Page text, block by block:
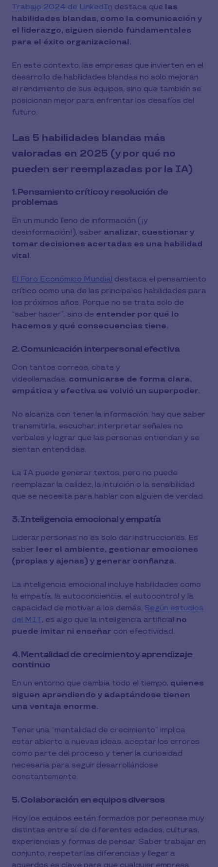
Trabajo 2024 de LinkedIn destaca que las
habilidades blandas, como la comunicación y
el liderazgo, siguen siendo fundamentales
para el éxito organizacional.
En este contexto, las empresas que invierten en el
desarrollo de habilidades blandas no solo mejoran
el rendimiento de sus equipos, sino que también se
posicionan mejor para enfrentar los desafíos del
futuro.
Las 5 habilidades blandas más
valoradas en 2025 (y por qué no
pueden ser reemplazadas por la IA)
1. Pensamiento crítico y resolución de
problemas
En un mundo lleno de información (¡y
desinformación!), saber analizar, cuestionar y
tomar decisiones acertadas es una habilidad
vital.
El Foro Económico Mundial destaca el pensamiento
crítico como una de las principales habilidades para
los próximos años. Porque no se trata solo de
“saber hacer”, sino de entender por qué lo
hacemos y qué consecuencias tiene.
2. Comunicación interpersonal efectiva
Con tantos correos, chats y
videollamadas, comunicarse de forma clara,
empática y efectiva se volvió un superpoder.
No alcanza con tener la información: hay que saber
transmitirla, escuchar, interpretar señales no
verbales y lograr que las personas entiendan y se
sientan entendidas.
La IA puede generar textos, pero no puede
reemplazar la calidez, la intuición o la sensibilidad
que se necesita para hablar con alguien de verdad.
3. Inteligencia emocional y empatía
Liderar personas no es solo dar instrucciones. Es
saber leer el ambiente, gestionar emociones
(propias y ajenas) y generar confianza.
La inteligencia emocional incluye habilidades como
la empatía, la autoconciencia, el autocontrol y la
capacidad de motivar a los demás. Según estudios
del MIT, es algo que la inteligencia artificial no
puede imitar ni enseñar con efectividad.
4. Mentalidad de crecimiento y aprendizaje
continuo
En un entorno que cambia todo el tiempo, quienes
siguen aprendiendo y adaptándose tienen
una ventaja enorme.
Tener una “mentalidad de crecimiento” implica
estar abierto a nuevas ideas, aceptar los errores
como parte del proceso y tener la curiosidad
necesaria para seguir desarrollándose
constantemente.
5. Colaboración en equipos diversos
Hoy los equipos están formados por personas muy
distintas entre sí: de diferentes edades, culturas,
experiencias y formas de pensar. Saber trabajar en
conjunto, respetar las diferencias y llegar a